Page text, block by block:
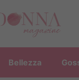
Bellezza